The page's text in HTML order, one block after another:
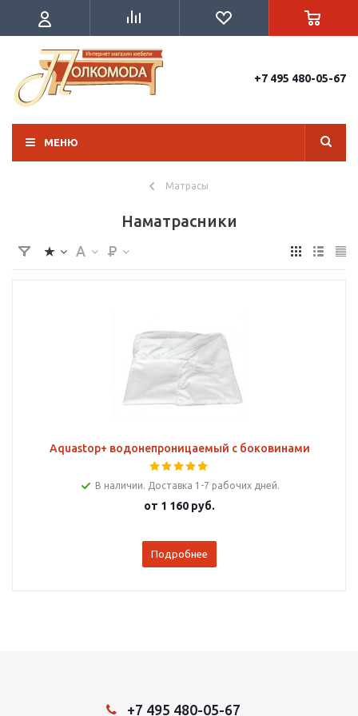
+7 495 480-05-67
МЕНЮ
Матрасы
Наматрасники
Aquastop+ водонепроницаемый с боковинами
В наличии. Доставка 1-7 рабочих дней.
от 1 160 руб.
Подробнее
+7 495 480-05-67